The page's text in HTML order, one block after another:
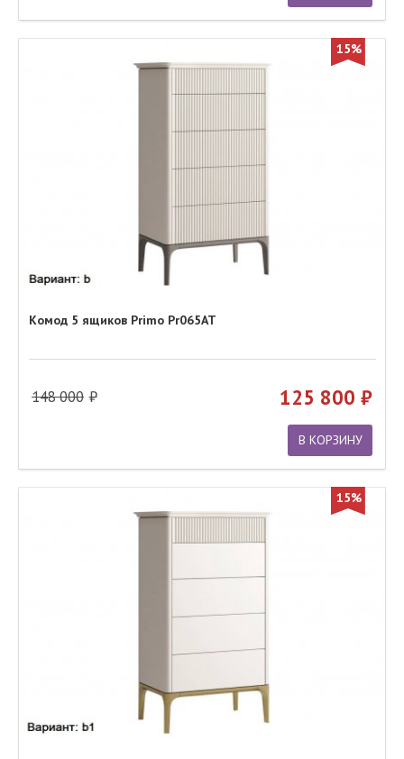
15%
Комод 5 ящиков Primo Pr065AT
148 000 125 800
В КОРЗИНУ
15%